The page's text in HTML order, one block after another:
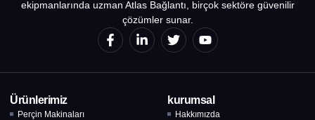
ekipmanlarında uzman Atlas Bağlantı, birçok sektöre güvenilir
çözümler sunar.
Ürünlerimiz
Perçin Makinaları
kurumsal
Hakkımızda